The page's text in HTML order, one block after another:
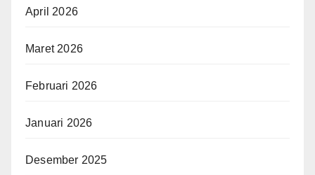
April 2026
Maret 2026
Februari 2026
Januari 2026
Desember 2025